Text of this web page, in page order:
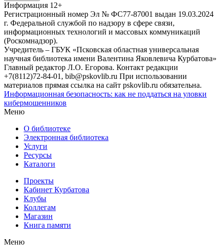
Информация 12+
Регистрационный номер Эл № ФС77-87001 выдан 19.03.2024
г. Федеральной службой по надзору в сфере связи,
информационных технологий и массовых коммуникаций
(Роскомнадзор).
Учредитель – ГБУК «Псковская областная универсальная
научная библиотека имени Валентина Яковлевича Курбатова»
Главный редактор Л.О. Егорова. Контакт редакции
+7(8112)72-84-01, bib@pskovlib.ru При использовании
материалов прямая ссылка на сайт pskovlib.ru обязательна.
Информационная безопасность: как не поддаться на уловки
кибермошенников
Меню
О библиотеке
Электронная библиотека
Услуги
Ресурсы
Каталоги
Проекты
Кабинет Курбатова
Клубы
Коллегам
Магазин
Книга памяти
Меню